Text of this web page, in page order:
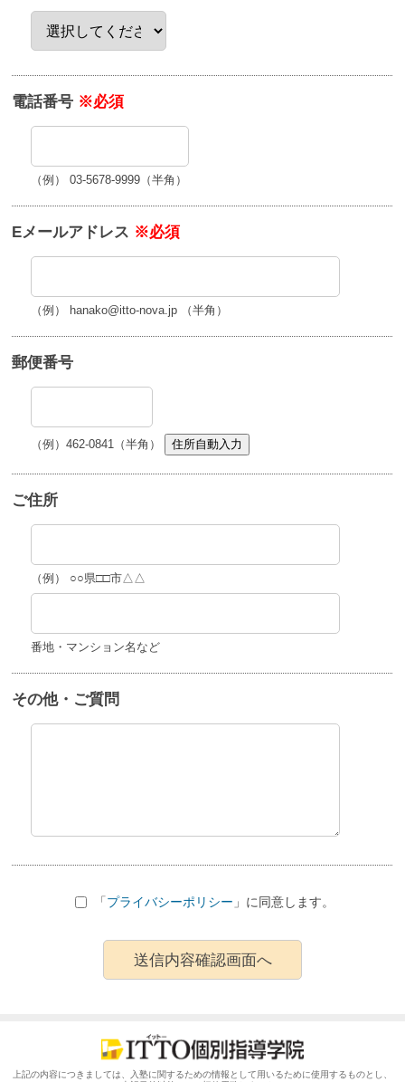
電話番号 ※必須
（例） 03-5678-9999（半角）
Eメールアドレス ※必須
（例） hanako@itto-nova.jp （半角）
郵便番号
（例）462-0841（半角） 住所自動入力
ご住所
（例） ○○県□□市△△
番地・マンション名など
その他・ご質問
「プライバシーポリシー 」に同意します。
上記の内容につきましては、入塾に関するための情報として用いるために使用するものとし、